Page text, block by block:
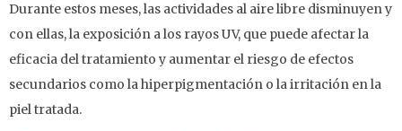
Durante estos meses, las actividades al aire libre disminuyen y
con ellas, la exposición a los rayos UV, que puede afectar la
eficacia del tratamiento y aumentar el riesgo de efectos
secundarios como la hiperpigmentación o la irritación en la
piel tratada.